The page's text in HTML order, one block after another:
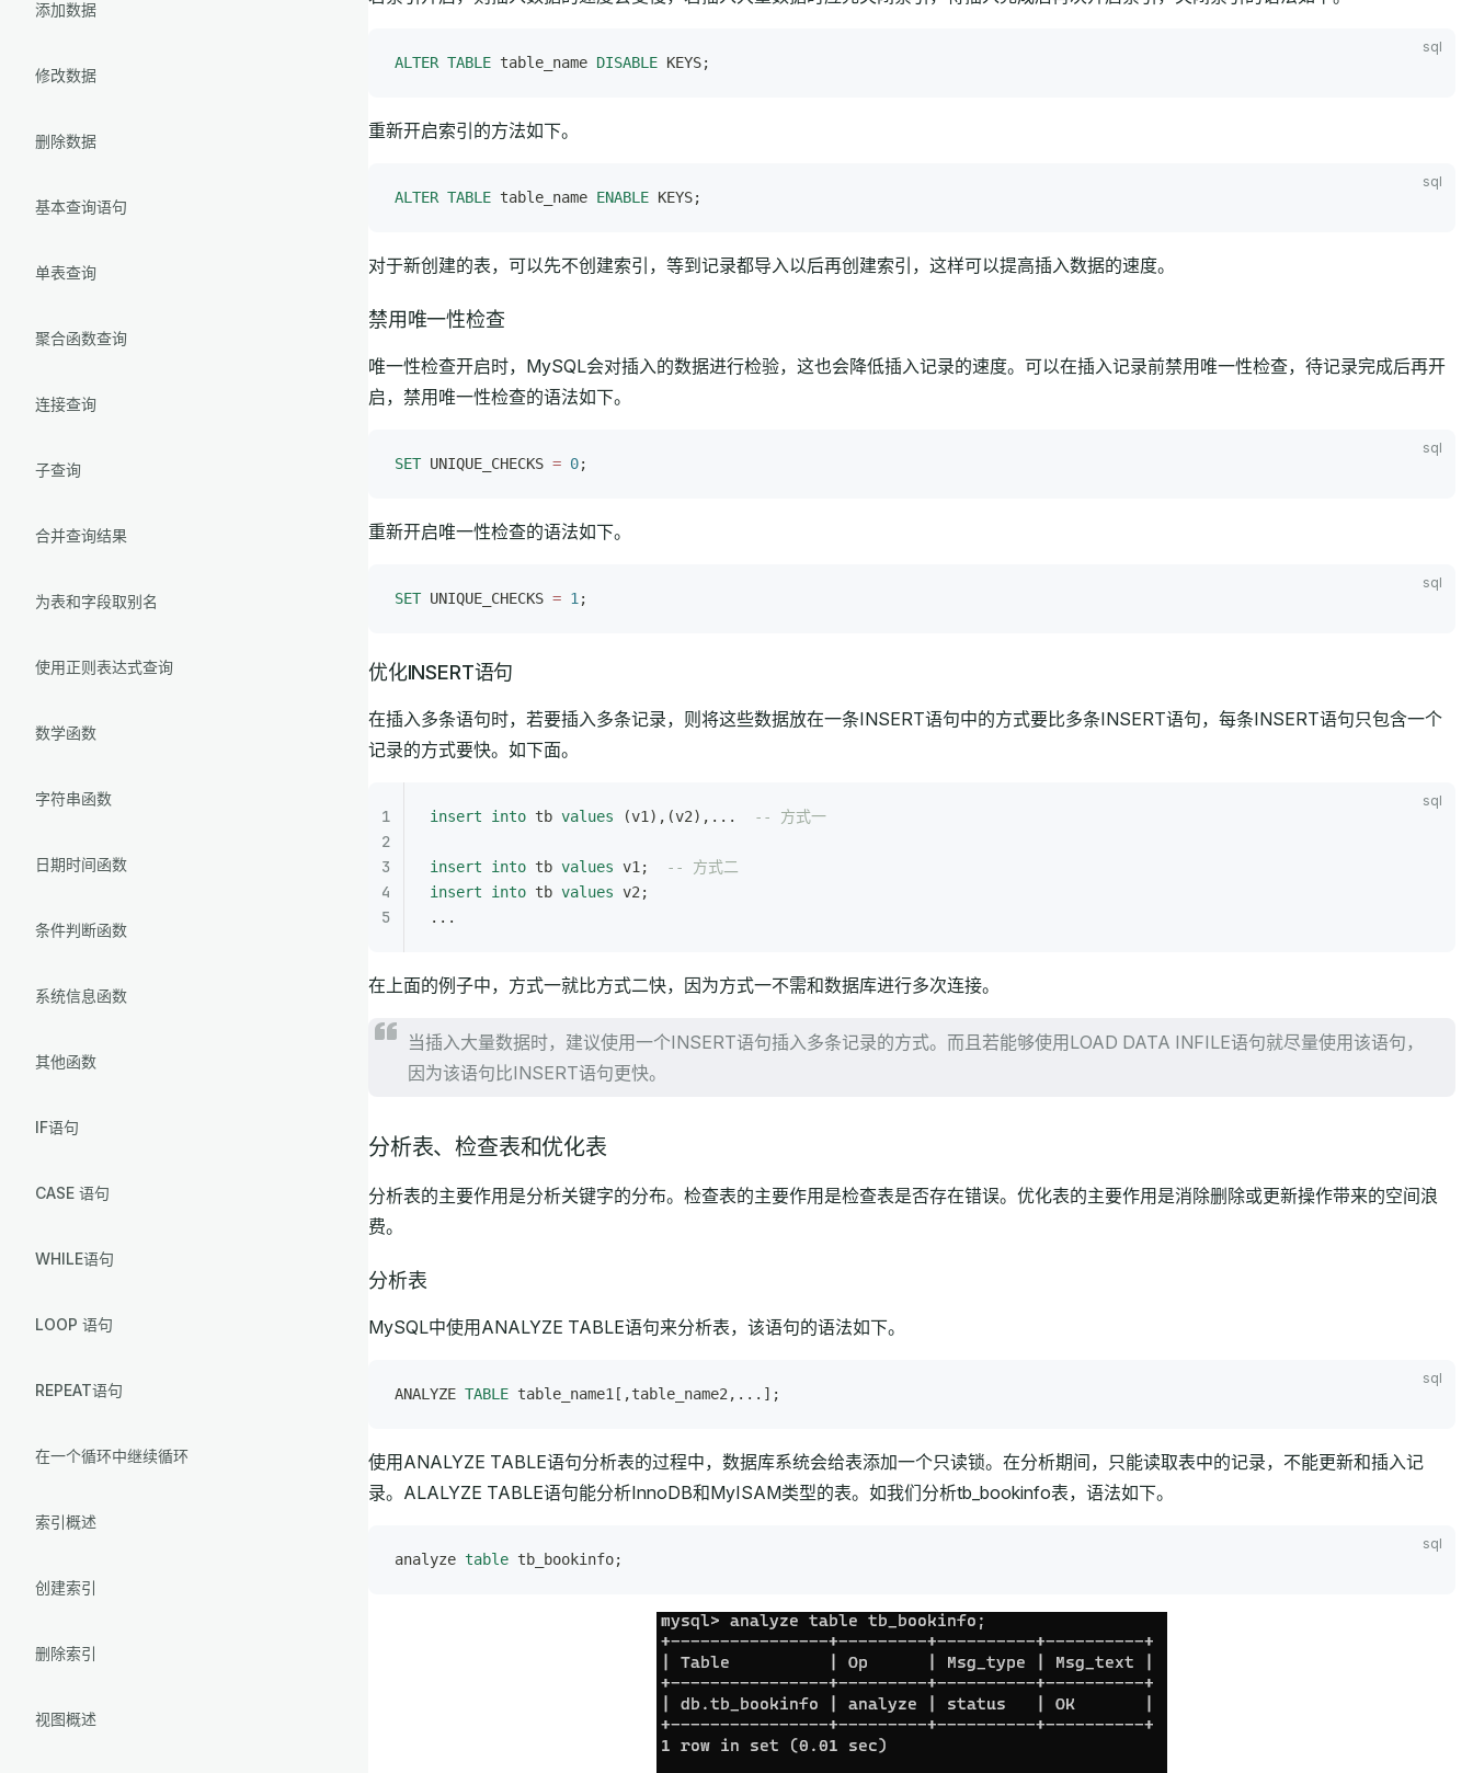
添加数据
修改数据
删除数据
基本查询语句
单表查询
聚合函数查询
连接查询
子查询
合并查询结果
为表和字段取别名
使用正则表达式查询
数学函数
字符串函数
日期时间函数
条件判断函数
系统信息函数
其他函数
IF语句
CASE 语句
WHILE语句
LOOP 语句
REPEAT语句
在一个循环中继续循环
索引概述
创建索引
删除索引
视图概述
ALTER TABLE table_name DISABLE KEYS;
重新开启索引的方法如下。
ALTER TABLE table_name ENABLE KEYS;
对于新创建的表，可以先不创建索引，等到记录都导入以后再创建索引，这样可以提高插入数据的速度。
禁用唯一性检查
唯一性检查开启时，MySQL会对插入的数据进行检验，这也会降低插入记录的速度。可以在插入记录前禁用唯一性检查，待记录完成后再开
启，禁用唯一性检查的语法如下。
SET UNIQUE_CHECKS = 0;
重新开启唯一性检查的语法如下。
SET UNIQUE_CHECKS = 1 ;
优化INSERT语句
在插入多条语句时，若要插入多条记录，则将这些数据放在一条INSERT语句中的方式要比多条INSERT语句，每条INSERT语句只包含一个
记录的方式要快。如下面。
insert into tb values (v1),(v2),... -- 方式一
insert into tb values v1;
-- 方式二
insert into tb values v2;
...
在上面的例子中，方式一就比方式二快，因为方式一不需和数据库进行多次连接。
当插入大量数据时，建议使用一个INSERT语句插入多条记录的方式。而且若能够使用LOAD DATA INFILE语句就尽量使用该语句，
因为该语句比INSERT语句更快。
分析表、检查表和优化表
分析表的主要作用是分析关键字的分布。检查表的主要作用是检查表是否存在错误。优化表的主要作用是消除删除或更新操作带来的空间浪
费。
分析表
MySQL中使用ANALYZE TABLE语句来分析表，该语句的语法如下。
ANALYZE TABLE table_name1[,table_name2,...];
使用ANALYZE TABLE语句分析表的过程中，数据库系统会给表添加一个只读锁。在分析期间，只能读取表中的记录，不能更新和插入记
录。ALALYZE TABLE语句能分析InnoDB和MyISAM类型的表。如我们分析tb_bookinfo表，语法如下。
analyze table tb_bookinfo;